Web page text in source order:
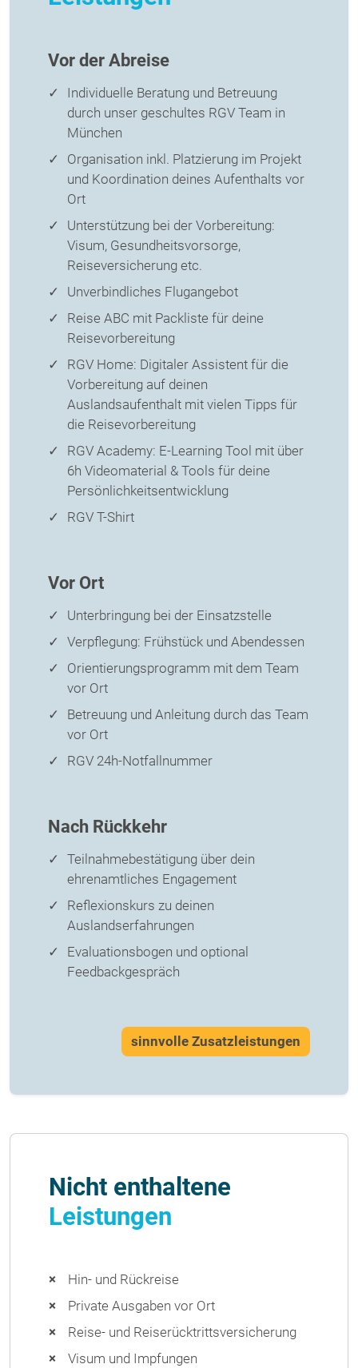
Vor der Abreise
Individuelle Beratung und Betreuung
durch unser geschultes RGV Team in
München
Organisation inkl. Platzierung im Projekt
und Koordination deines Aufenthalts vor
Ort
Unterstützung bei der Vorbereitung:
Visum, Gesundheitsvorsorge,
Reiseversicherung etc.
Unverbindliches Flugangebot
Reise ABC mit Packliste für deine
Reisevorbereitung
RGV Home: Digitaler Assistent für die
Vorbereitung auf deinen
Auslandsaufenthalt mit vielen Tipps für
die Reisevorbereitung
RGV Academy: E-Learning Tool mit über
6h Videomaterial & Tools für deine
Persönlichkeitsentwicklung
RGV T-Shirt
Vor Ort
Unterbringung bei der Einsatzstelle
Verpflegung: Frühstück und Abendessen
Orientierungsprogramm mit dem Team
vor Ort
Betreuung und Anleitung durch das Team
vor Ort
RGV 24h-Notfallnummer
Nach Rückkehr
Teilnahmebestätigung über dein
ehrenamtliches Engagement
Reflexionskurs zu deinen
Auslandserfahrungen
Evaluationsbogen und optional
Feedbackgespräch
sinnvolle Zusatzleistungen
Nicht enthaltene
Leistungen
Hin- und Rückreise
Private Ausgaben vor Ort
Reise- und Reiserücktrittsversicherung
Visum und Impfungen